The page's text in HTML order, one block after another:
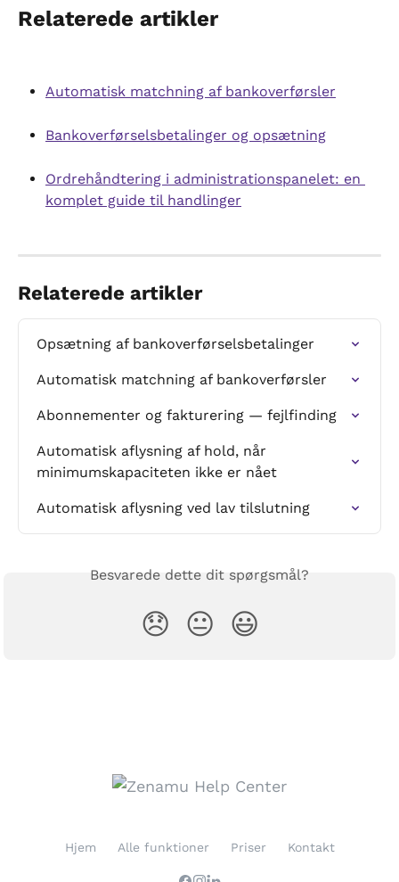
Relaterede artikler
Automatisk matchning af bankoverførsler
Bankoverførselsbetalinger og opsætning
Ordrehåndtering i administrationspanelet: en
komplet guide til handlinger
Relaterede artikler
Opsætning af bankoverførselsbetalinger
Automatisk matchning af bankoverførsler
Abonnementer og fakturering — fejlfinding
Automatisk aflysning af hold, når
minimumskapaciteten ikke er nået
Automatisk aflysning ved lav tilslutning
Besvarede dette dit spørgsmål?
😞 😐 😃
Hjem Alle funktioner Priser Kontakt